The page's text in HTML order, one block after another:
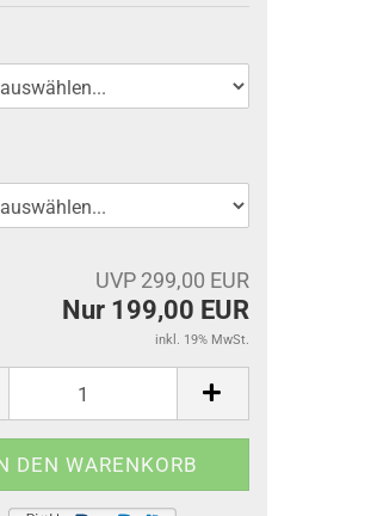
UVP 299,00 EUR
Nur 199,00 EUR
inkl. 19% MwSt.